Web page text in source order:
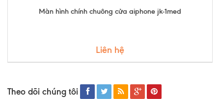
Màn hình chính chuông cửa aiphone jk-1med
Liên hệ
Theo dõi chúng tôi